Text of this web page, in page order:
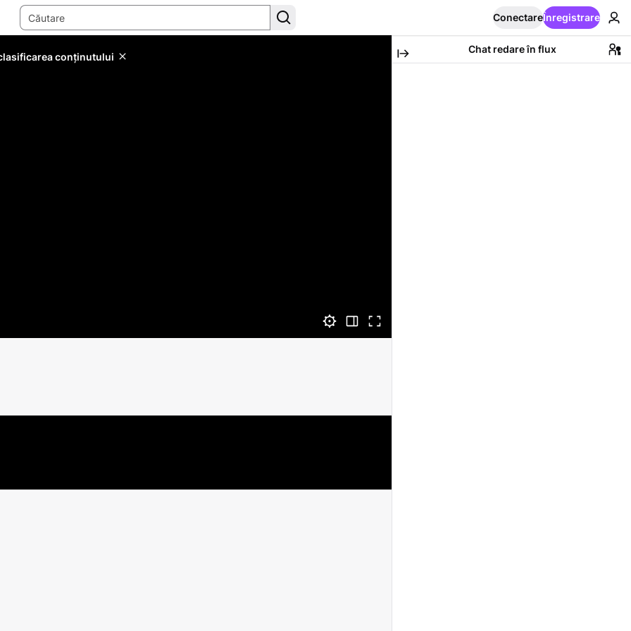
ConectareÎnregistrare
conținutului
Chat redare în flux